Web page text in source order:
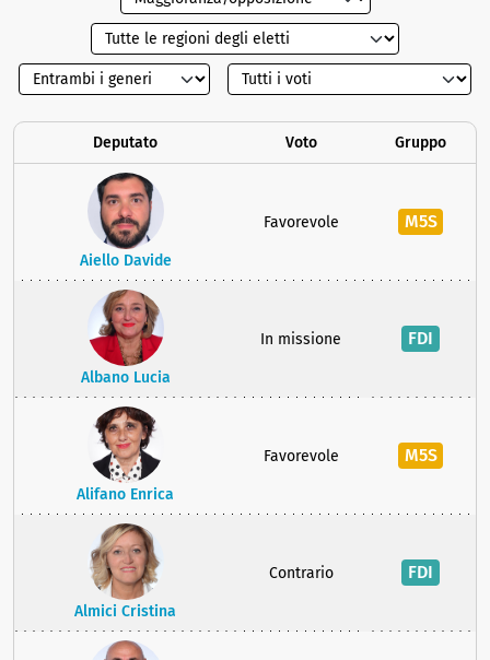
Deputato Voto Gruppo
Aiello Davide
Favorevole M5S
Albano Lucia
In missione FDI
Alifano Enrica
Favorevole M5S
Almici Cristina
Contrario FDI